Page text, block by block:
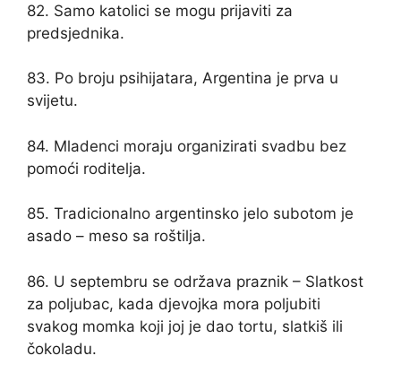
82. Samo katolici se mogu prijaviti za
predsjednika.
83. Po broju psihijatara, Argentina je prva u
svijetu.
84. Mladenci moraju organizirati svadbu bez
pomoći roditelja.
85. Tradicionalno argentinsko jelo subotom je
asado – meso sa roštilja.
86. U septembru se održava praznik – Slatkost
za poljubac, kada djevojka mora poljubiti
svakog momka koji joj je dao tortu, slatkiš ili
čokoladu.